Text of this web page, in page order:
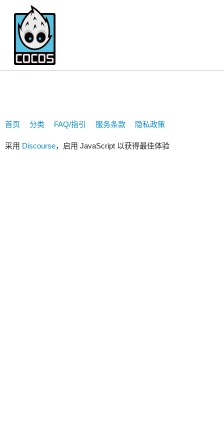
379061972
首页 分类 FAQ/指引 服务条款 隐私政策
采用 Discourse，启用 JavaScript 以获得最佳体验